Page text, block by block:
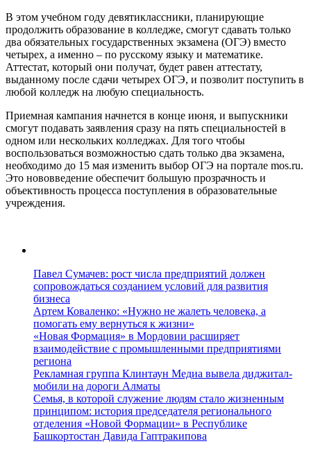
В этом учебном году девятиклассники, планирующие
продолжить образование в колледже, смогут сдавать только
два обязательных государственных экзамена (ОГЭ) вместо
четырех, а именно – по русскому языку и математике.
Аттестат, который они получат, будет равен аттестату,
выданному после сдачи четырех ОГЭ, и позволит поступить в
любой колледж на любую специальность.
Приемная кампания начнется в конце июня, и выпускники
смогут подавать заявления сразу на пять специальностей в
одном или нескольких колледжах. Для того чтобы
воспользоваться возможностью сдать только два экзамена,
необходимо до 15 мая изменить выбор ОГЭ на портале mos.ru.
Это нововведение обеспечит большую прозрачность и
объективность процесса поступления в образовательные
учреждения.
Павел Сумачев: рост числа предприятий должен
сопровождаться созданием условий для развития
бизнеса
Артем Коваленко: «Нужно не жалеть человека, а
помогать ему вернуться к жизни»
«Новая Формация» в Мордовии расширяет
взаимодействие с промышленными предприятиями
региона
Рекламная группа Клинтаун Медиа вывела диджитал-
мобили на дороги Алматы
Семья, в которой служение людям стало жизненным
принципом: история председателя регионального
отделения «Новой Формации» в Республике
Башкортостан Давида Гаптракипова